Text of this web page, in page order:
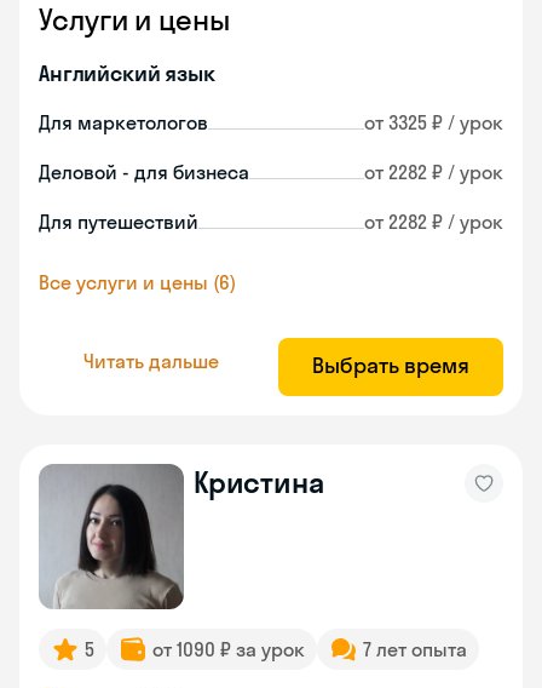
Услуги и цены
Английский язык
Для маркетологов от 3325 ₽ / урок
Деловой - для бизнеса от 2282 ₽ / урок
Для путешествий от 2282 ₽ / урок
Все услуги и цены (6)
Читать дальше Выбрать время
Кристина
5 от 1090 ₽ за урок 7 лет опыта